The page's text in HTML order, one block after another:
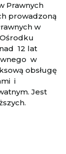
Prawnych
prowadzoną
w
12 lat
w
obsługę
i
Jest